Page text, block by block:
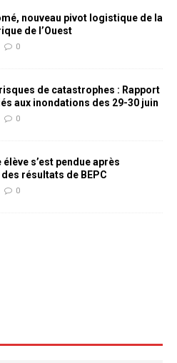
nouveau pivot logistique de la
de l’Ouest
0
de catastrophes : Rapport
aux inondations des 29-30 juin
0
élève s’est pendue après
résultats de BEPC
0